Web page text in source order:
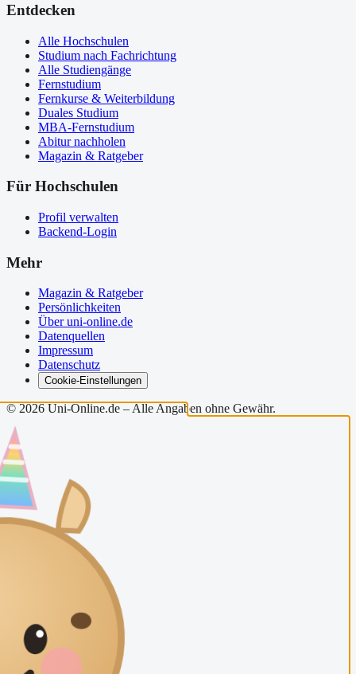
Entdecken
Alle Hochschulen
Studium nach Fachrichtung
Alle Studiengänge
Fernstudium
Fernkurse & Weiterbildung
Duales Studium
MBA-Fernstudium
Abitur nachholen
Magazin & Ratgeber
Für Hochschulen
Profil verwalten
Backend-Login
Mehr
Magazin & Ratgeber
Persönlichkeiten
Über uni-online.de
Datenquellen
Impressum
Datenschutz
Cookie-Einstellungen
© 2026 Uni-Online.de – Alle Angaben ohne Gewähr.